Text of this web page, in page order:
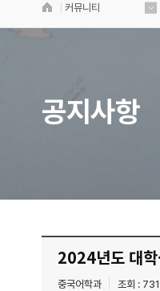
국립 한
커뮤니티
공지사항
2024년도 대학
중국어학과 조회 : 731